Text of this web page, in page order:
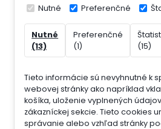
Nutné Preferenčné
Nutné
(13)
Preferenčné
(1)
(15)
Tieto informácie sú nevyhnutné k
webovej stránky ako napríklad
košíka, uloženie vyplnených
zákazníckej sekcie. Tieto cookies
správanie alebo vzhľad stránky